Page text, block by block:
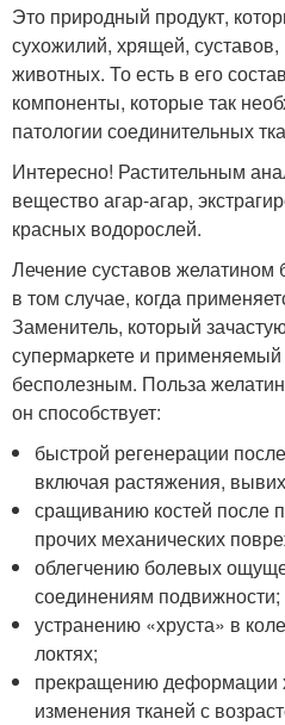
Это природный продукт,
сухожилий, хрящей,
животных. То есть в его
компоненты, которые так
патологии соединительных
Интересно! Растительным
вещество агар-агар,
красных водорослей.
Лечение суставов
в том случае, когда
Заменитель, который
супермаркете и применяемый
бесполезным. Польза
он способствует:
быстрой регенерации
включая растяжения,
сращиванию костей после
прочих механических
облегчению болевых
соединениям подвижности;
устранению «хруста» в
локтях;
прекращению деформации
изменения тканей с